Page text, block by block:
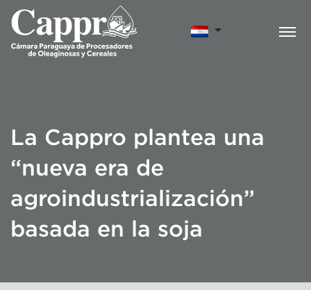
La Cappro plantea una
“nueva era de
agroindustrialización”
basada en la soja